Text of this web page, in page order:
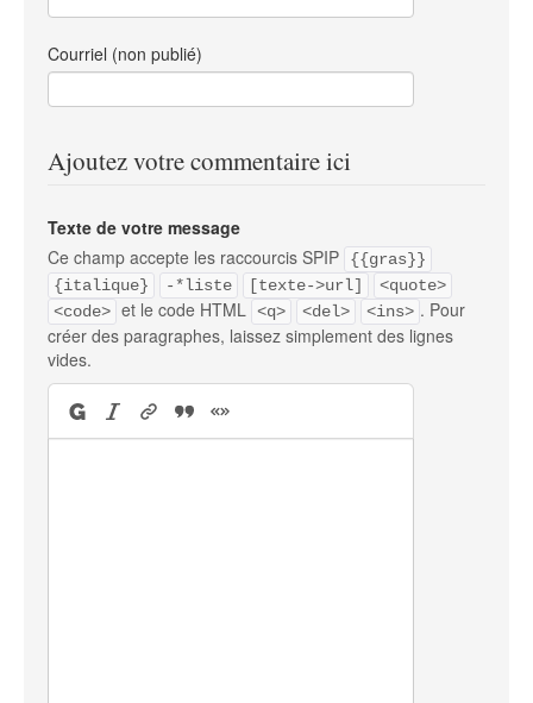
Courriel (non publié)
Ajoutez votre commentaire ici
Texte de votre message
Ce champ accepte les raccourcis SPIP
{{gras}}
{italique}
-*liste [texte->url]
<quote>
<code> et le code HTML <q> <del> <ins> . Pour
créer des paragraphes, laissez simplement des lignes
vides.